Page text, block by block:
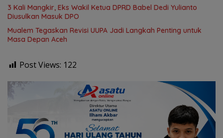
3 Kali Mangkir, Eks Wakil Ketua DPRD Babel Dedi Yulianto
Diusulkan Masuk DPO
Mualem Tegaskan Revisi UUPA Jadi Langkah Penting untuk
Masa Depan Aceh
Post Views: 122